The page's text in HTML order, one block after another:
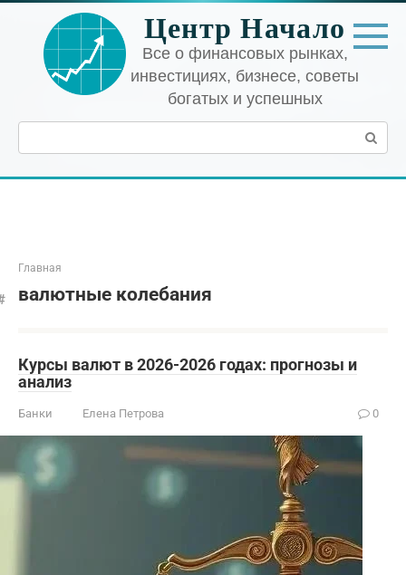
Перейти
контенту
Центр Начало
Все о финансовых рынках,
инвестициях, бизнесе, советы
богатых и успешных
Поиск:
Главная
валютные колебания
Курсы валют в 2026-2026 годах: прогнозы и
анализ
Банки Елена Петрова 0